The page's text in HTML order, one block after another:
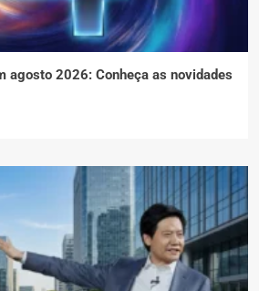
agosto 2026: Conheça as novidades